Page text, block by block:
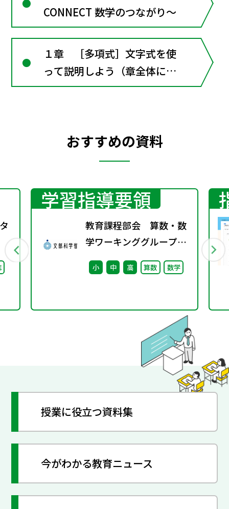
CONNECT 数学のつながり～
１章 ［多項式］文字式を使
って説明しよう（章全体にか
かわる資料）
おすすめの資料
学習指導要領
教育課程部会 算数・数
学ワーキンググループ
（第8回） 配付資料
※理科ワーキンググルー
小 中 高 算数 数学
授業に役立つ資料集
今がわかる教育ニュース